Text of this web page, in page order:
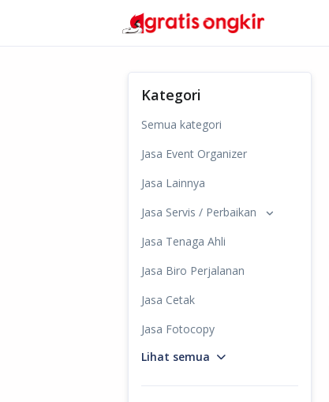
Kategori
Semua kategori
Jasa Event Organizer
Jasa Lainnya
Jasa Servis / Perbaikan
Jasa Tenaga Ahli
Jasa Biro Perjalanan
Jasa Cetak
Jasa Fotocopy
Lihat semua